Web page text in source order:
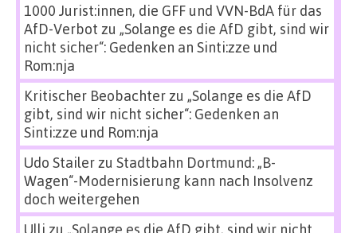
1000 Jurist:innen, die GFF und VVN-BdA für das
AfD-Verbot zu „Solange es die AfD gibt, sind wir
nicht sicher“: Gedenken an Sinti:zze und
Rom:nja
Kritischer Beobachterzu „Solange es die AfD
gibt, sind wir nicht sicher“: Gedenken an
Sinti:zze und Rom:nja
Udo Stailerzu Stadtbahn Dortmund: „B-
Wagen“-Modernisierung kann nach Insolvenz
doch weitergehen
Ulli zu „Solange es die AfD gibt, sind wir nicht